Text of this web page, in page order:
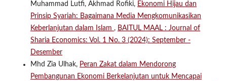
Muhammad Lutfi, Akhmad Rofiki, Ekonomi Hijau dan
Prinsip Syariah: Bagaimana Media Mengkomunikasikan
Keberlanjutan dalam Islam , BAITUL MAAL : Journal of
Sharia Economics: Vol. 1 No. 3 (2024): September -
Desember
Mhd Zia Ulhak, Peran Zakat dalam Mendorong
Pembangunan Ekonomi Berkelanjutan untuk Mencapai